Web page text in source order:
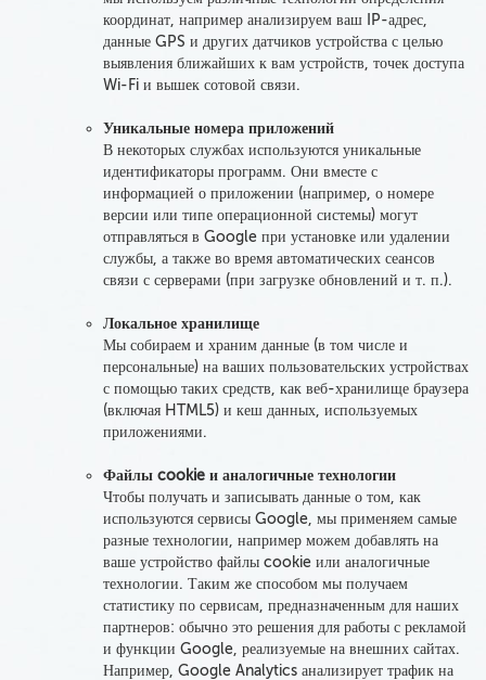
координат, например анализируем ваш IP-адрес,
данные GPS и других датчиков устройства с целью
выявления ближайших к вам устройств, точек доступа
Wi-Fi и вышек сотовой связи.
Уникальные номера приложений
В некоторых службах используются уникальные
идентификаторы программ. Они вместе с
информацией о приложении (например, о номере
версии или типе операционной системы) могут
отправляться в Google при установке или удалении
службы, а также во время автоматических сеансов
связи с серверами (при загрузке обновлений и т. п.).
Локальное хранилище
Мы собираем и храним данные (в том числе и
персональные) на ваших пользовательских устройствах
с помощью таких средств, как веб-хранилище браузера
(включая HTML5) и кеш данных, используемых
приложениями.
Файлы cookie и аналогичные технологии
Чтобы получать и записывать данные о том, как
используются сервисы Google, мы применяем самые
разные технологии, например можем добавлять на
ваше устройство файлы cookie или аналогичные
технологии. Таким же способом мы получаем
статистику по сервисам, предназначенным для наших
партнеров: обычно это решения для работы с рекламой
и функции Google, реализуемые на внешних сайтах.
Например, Google Analytics анализирует трафик на